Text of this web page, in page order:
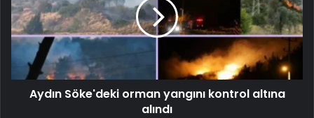
Aydın Söke'deki orman yangını kontrol altına
alındı